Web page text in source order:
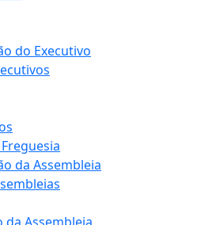
do Executivo
da Assembleia